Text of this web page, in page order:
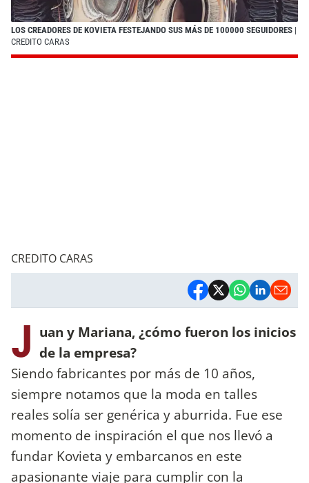
LOS CREADORES DE KOVIETA FESTEJANDO SUS MÁS DE 100000 SEGUIDORES |
CREDITO CARAS
CREDITO CARAS
J uan y Mariana, ¿cómo fueron los inicios
de la empresa?
Siendo fabricantes por más de 10 años,
siempre notamos que la moda en talles
reales solía ser genérica y aburrida. Fue ese
momento de inspiración el que nos llevó a
fundar Kovieta y embarcanos en este
apasionante viaje para cumplir con la